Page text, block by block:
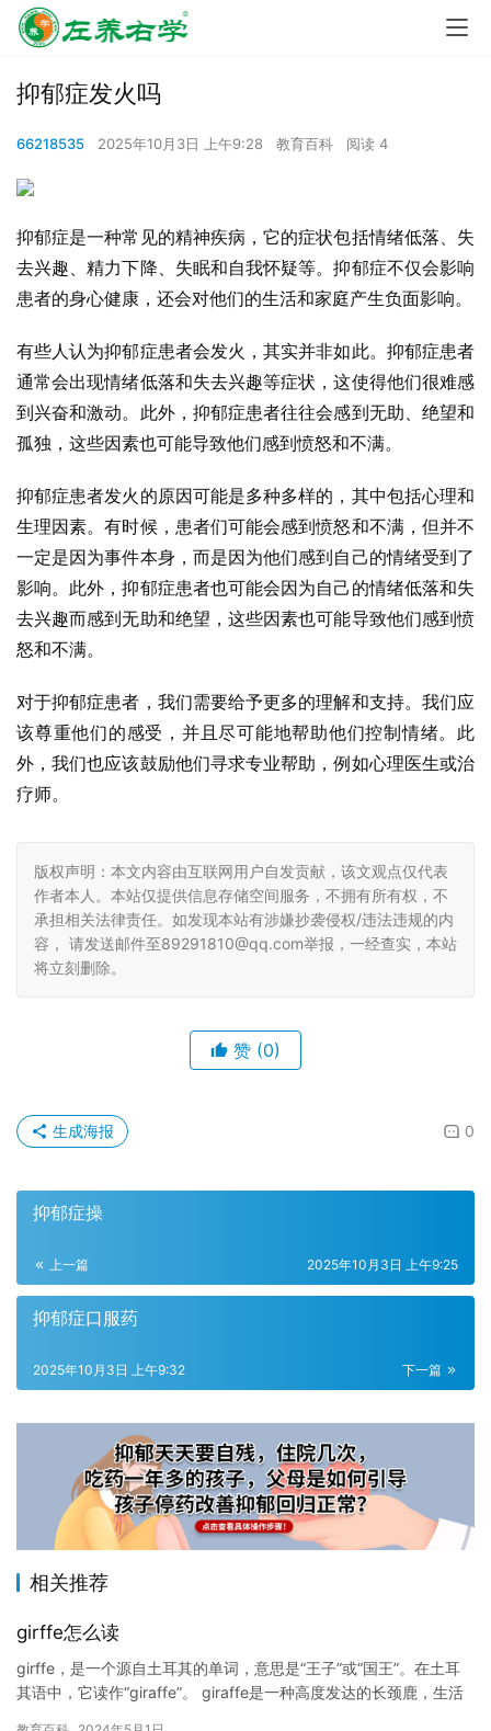
抑郁症发火吗
66218535 2025年10月3日 上午9:28 教育百科 阅读 4
抑郁症是一种常见的精神疾病，它的症状包括情绪低落、失
去兴趣、精力下降、失眠和自我怀疑等。抑郁症不仅会影响
患者的身心健康，还会对他们的生活和家庭产生负面影响。
有些人认为抑郁症患者会发火，其实并非如此。抑郁症患者
通常会出现情绪低落和失去兴趣等症状，这使得他们很难感
到兴奋和激动。此外，抑郁症患者往往会感到无助、绝望和
孤独，这些因素也可能导致他们感到愤怒和不满。
抑郁症患者发火的原因可能是多种多样的，其中包括心理和
生理因素。有时候，患者们可能会感到愤怒和不满，但并不
一定是因为事件本身，而是因为他们感到自己的情绪受到了
影响。此外，抑郁症患者也可能会因为自己的情绪低落和失
去兴趣而感到无助和绝望，这些因素也可能导致他们感到愤
怒和不满。
对于抑郁症患者，我们需要给予更多的理解和支持。我们应
该尊重他们的感受，并且尽可能地帮助他们控制情绪。此
外，我们也应该鼓励他们寻求专业帮助，例如心理医生或治
疗师。
版权声明：本文内容由互联网用户自发贡献，该文观点仅代表
作者本人。本站仅提供信息存储空间服务，不拥有所有权，不
承担相关法律责任。如发现本站有涉嫌抄袭侵权/违法违规的内
容， 请发送邮件至89291810@qq.com举报，一经查实，本站
将立刻删除。
赞 (0)
0
生成海报
抑郁症操
上一篇 2025年10月3日 上午9:25
抑郁症口服药
下一篇
2025年10月3日 上午9:32
相关推荐
girffe怎么读
girffe，是一个源自土耳其的单词，意思是“王子”或“国王”。在土耳
其语中，它读作“giraffe”。 giraffe是一种高度发达的长颈鹿，生活